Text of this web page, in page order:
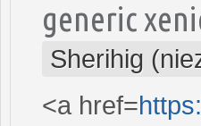
generic
Sherihig
<a href=